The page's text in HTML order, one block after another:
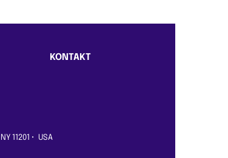
KONTAKT
11201 • USA